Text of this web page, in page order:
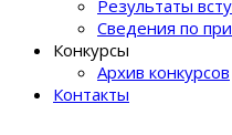
Результаты
Сведения по
Конкурсы
Архив конкурсов
Контакты